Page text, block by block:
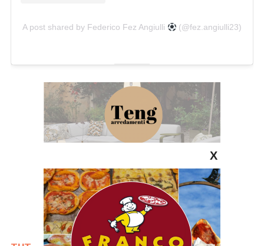
A post shared by Federico Fez Angiulli (@fez.angiulli23)
X